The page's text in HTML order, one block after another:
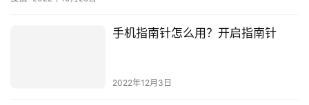
手机指南针怎么用？开启指南针
2022年12月3日